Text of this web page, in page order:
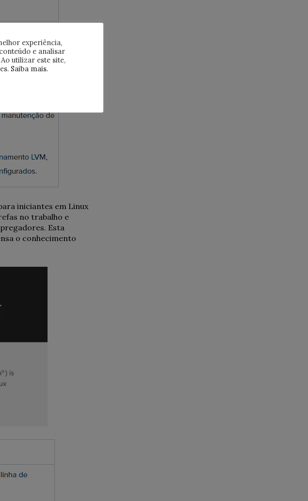
iniciantes em Linux
no trabalho e
Esta
o conhecimento
experiência,
e analisar
utilizar este site,
Saiba mais.